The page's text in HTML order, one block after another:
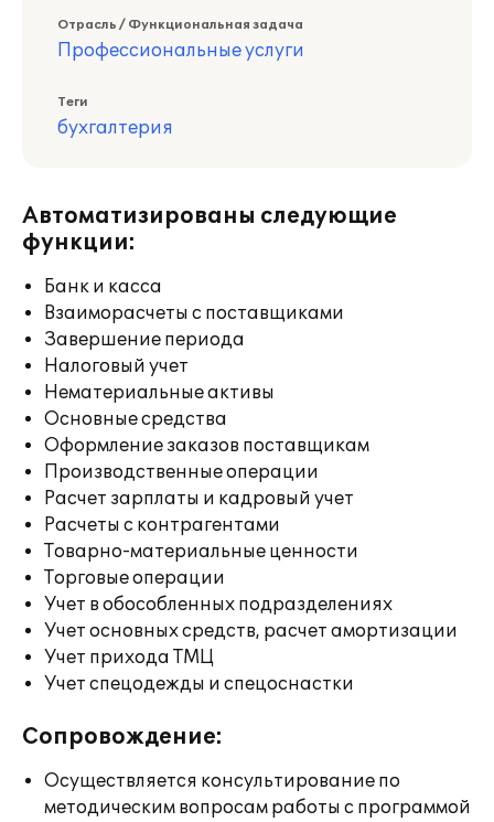
Отрасль / Функциональная задача
Профессиональные услуги
Теги
бухгалтерия
Автоматизированы следующие
функции:
Банк и касса
Взаиморасчеты с поставщиками
Завершение периода
Налоговый учет
Нематериальные активы
Основные средства
Оформление заказов поставщикам
Производственные операции
Расчет зарплаты и кадровый учет
Расчеты с контрагентами
Товарно-материальные ценности
Торговые операции
Учет в обособленных подразделениях
Учет основных средств, расчет амортизации
Учет прихода ТМЦ
Учет спецодежды и спецоснастки
Сопровождение:
Осуществляется консультирование по
методическим вопросам работы с программой